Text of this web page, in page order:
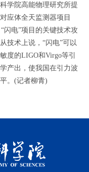
学院高能物理研究所提
应体全天监测器项目
闪电”项目的关键技术攻
技术上说，“闪电”可以
度的LIGO和Virgo等引
产出，使我国在引力波
。(记者柳青)